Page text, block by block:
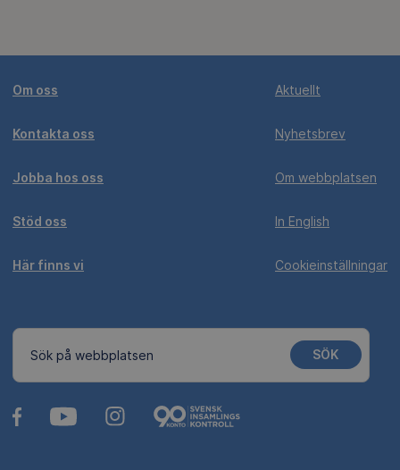
Om oss
Kontakta oss
Jobba hos oss
Stöd oss
Här finns vi
Aktuellt
Nyhetsbrev
Om webbplatsen
In English
Cookieinställningar
Sök på webbplatsen SÖK